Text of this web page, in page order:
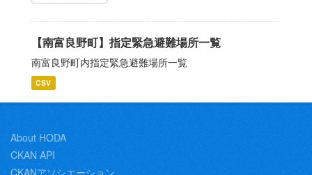
【南富良野町】指定緊急避難場所一覧
南富良野町内指定緊急避難場所一覧
CSV
About HODA
CKAN API